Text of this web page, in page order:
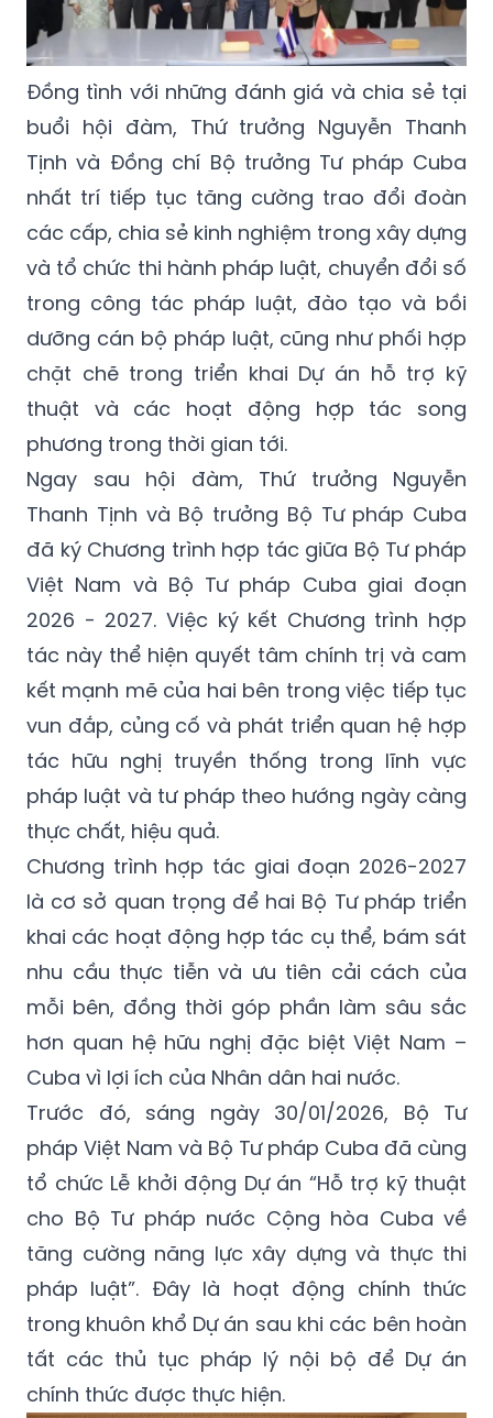
Đồng tình với những đánh giá và chia sẻ tại
buổi hội đàm, Thứ trưởng Nguyễn Thanh
Tịnh và Đồng chí Bộ trưởng Tư pháp Cuba
nhất trí tiếp tục tăng cường trao đổi đoàn
các cấp, chia sẻ kinh nghiệm trong xây dựng
và tổ chức thi hành pháp luật, chuyển đổi số
trong công tác pháp luật, đào tạo và bồi
dưỡng cán bộ pháp luật, cũng như phối hợp
chặt chẽ trong triển khai Dự án hỗ trợ kỹ
thuật và các hoạt động hợp tác song
phương trong thời gian tới.
Ngay sau hội đàm, Thứ trưởng Nguyễn
Thanh Tịnh và Bộ trưởng Bộ Tư pháp Cuba
đã ký Chương trình hợp tác giữa Bộ Tư pháp
Việt Nam và Bộ Tư pháp Cuba giai đoạn
2026 - 2027. Việc ký kết Chương trình hợp
tác này thể hiện quyết tâm chính trị và cam
kết mạnh mẽ của hai bên trong việc tiếp tục
vun đắp, củng cố và phát triển quan hệ hợp
tác hữu nghị truyền thống trong lĩnh vực
pháp luật và tư pháp theo hướng ngày càng
thực chất, hiệu quả.
Chương trình hợp tác giai đoạn 2026-2027
là cơ sở quan trọng để hai Bộ Tư pháp triển
khai các hoạt động hợp tác cụ thể, bám sát
nhu cầu thực tiễn và ưu tiên cải cách của
mỗi bên, đồng thời góp phần làm sâu sắc
hơn quan hệ hữu nghị đặc biệt Việt Nam –
Cuba vì lợi ích của Nhân dân hai nước.
Trước đó, sáng ngày 30/01/2026, Bộ Tư
pháp Việt Nam và Bộ Tư pháp Cuba đã cùng
tổ chức Lễ khởi động Dự án “Hỗ trợ kỹ thuật
cho Bộ Tư pháp nước Cộng hòa Cuba về
tăng cường năng lực xây dựng và thực thi
pháp luật”. Đây là hoạt động chính thức
trong khuôn khổ Dự án sau khi các bên hoàn
tất các thủ tục pháp lý nội bộ để Dự án
chính thức được thực hiện.